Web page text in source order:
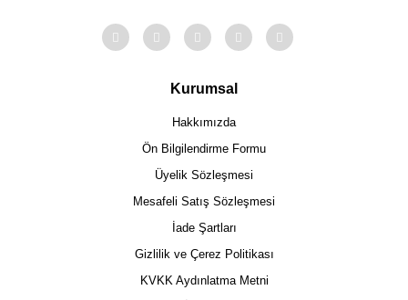
Kurumsal
Hakkımızda
Ön Bilgilendirme Formu
Üyelik Sözleşmesi
Mesafeli Satış Sözleşmesi
İade Şartları
Gizlilik ve Çerez Politikası
KVKK Aydınlatma Metni